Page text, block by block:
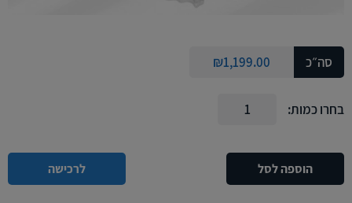
סה״כ ₪1,199.00
בחרו כמות:
הוספה לסל לרכישה